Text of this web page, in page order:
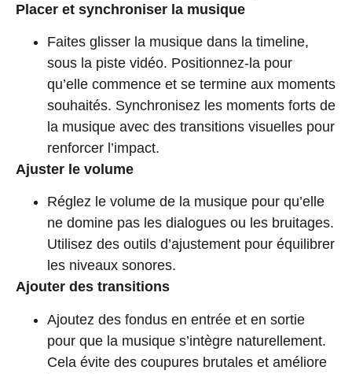
Placer et synchroniser la musique
Faites glisser la musique dans la timeline,
sous la piste vidéo. Positionnez-la pour
qu’elle commence et se termine aux moments
souhaités. Synchronisez les moments forts de
la musique avec des transitions visuelles pour
renforcer l’impact.
Ajuster le volume
Réglez le volume de la musique pour qu’elle
ne domine pas les dialogues ou les bruitages.
Utilisez des outils d’ajustement pour équilibrer
les niveaux sonores.
Ajouter des transitions
Ajoutez des fondus en entrée et en sortie
pour que la musique s’intègre naturellement.
Cela évite des coupures brutales et améliore